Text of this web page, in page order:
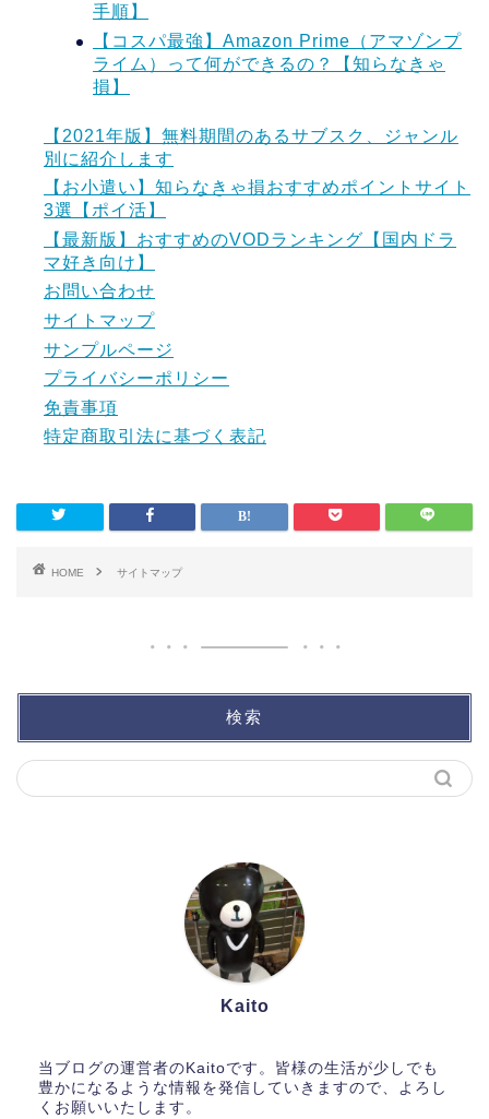
手順】
【コスパ最強】Amazon Prime（アマゾンプ
ライム）って何ができるの？【知らなきゃ
損】
【2021年版】無料期間のあるサブスク、ジャンル
別に紹介します
【お小遣い】知らなきゃ損おすすめポイントサイト
3選【ポイ活】
【最新版】おすすめのVODランキング【国内ドラ
マ好き向け】
お問い合わせ
サイトマップ
サンプルページ
プライバシーポリシー
免責事項
特定商取引法に基づく表記
HOME サイトマップ
検索
Kaito
当ブログの運営者のKaitoです。皆様の生活が少しでも
豊かになるような情報を発信していきますので、よろし
くお願いいたします。